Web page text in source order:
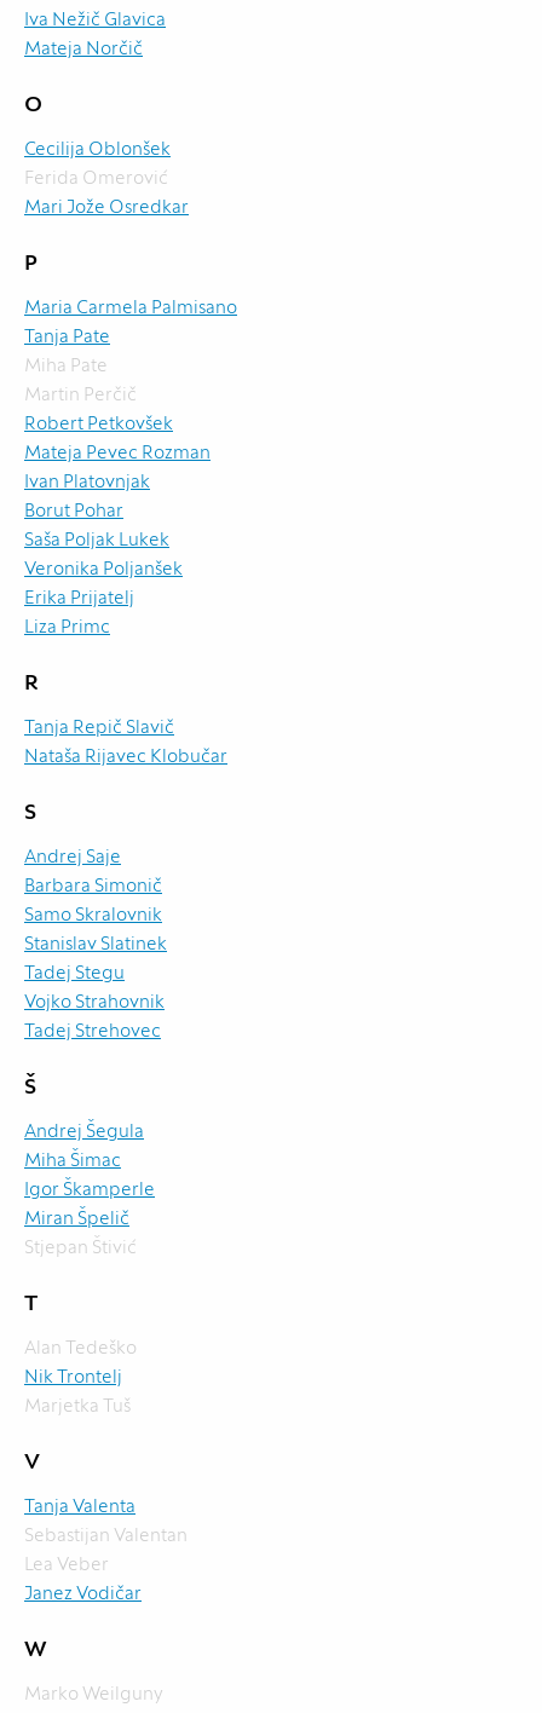
Iva Nežič Glavica
Mateja Norčič
O
Cecilija Oblonšek
Ferida Omerović
Mari Jože Osredkar
P
Maria Carmela Palmisano
Tanja Pate
Miha Pate
Martin Perčič
Robert Petkovšek
Mateja Pevec Rozman
Ivan Platovnjak
Borut Pohar
Saša Poljak Lukek
Veronika Poljanšek
Erika Prijatelj
Liza Primc
R
Tanja Repič Slavič
Nataša Rijavec Klobučar
S
Andrej Saje
Barbara Simonič
Samo Skralovnik
Stanislav Slatinek
Tadej Stegu
Vojko Strahovnik
Tadej Strehovec
Š
Andrej Šegula
Miha Šimac
Igor Škamperle
Miran Špelič
Stjepan Štivić
T
Alan Tedeško
Nik Trontelj
Marjetka Tuš
V
Tanja Valenta
Sebastijan Valentan
Lea Veber
Janez Vodičar
W
Marko Weilguny